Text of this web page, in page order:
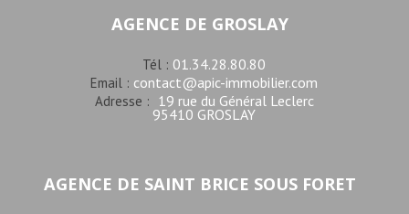
AGENCE DE GROSLAY
Tél : 01.34.28.80.80
Email : contact@apic-immobilier.com
Adresse : 19 rue du Général Leclerc
95410 GROSLAY
AGENCE DE SAINT BRICE SOUS FORET